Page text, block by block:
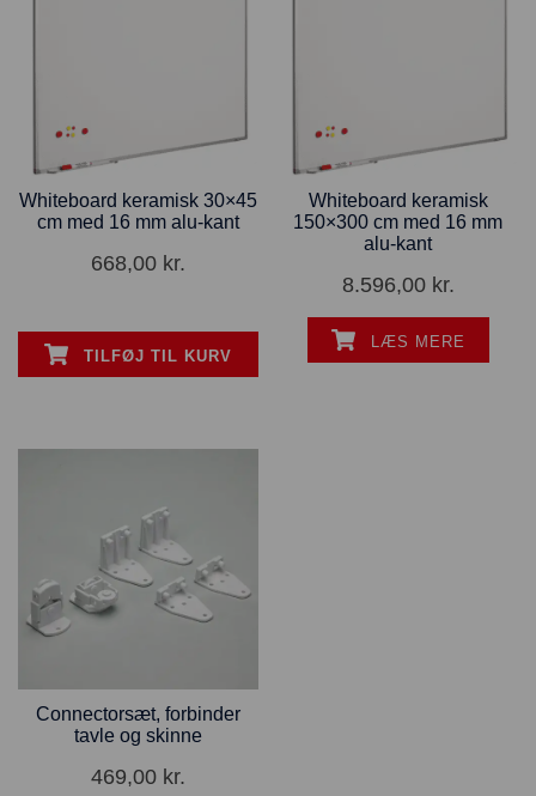
Whiteboard keramisk 30×45
cm med 16 mm alu-kant
668,00 kr.
TILFØJ TIL KURV
Whiteboard keramisk
150×300 cm med 16 mm
alu-kant
8.596,00 kr.
LÆS MERE
Connectorsæt, forbinder
tavle og skinne
469,00 kr.